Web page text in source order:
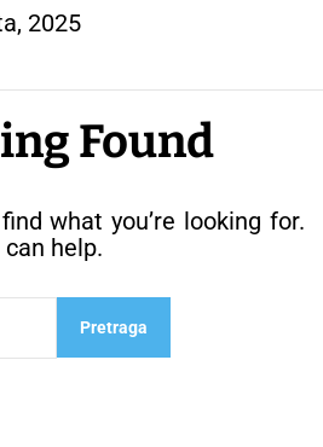
2025
Found
what you’re looking for.
help.